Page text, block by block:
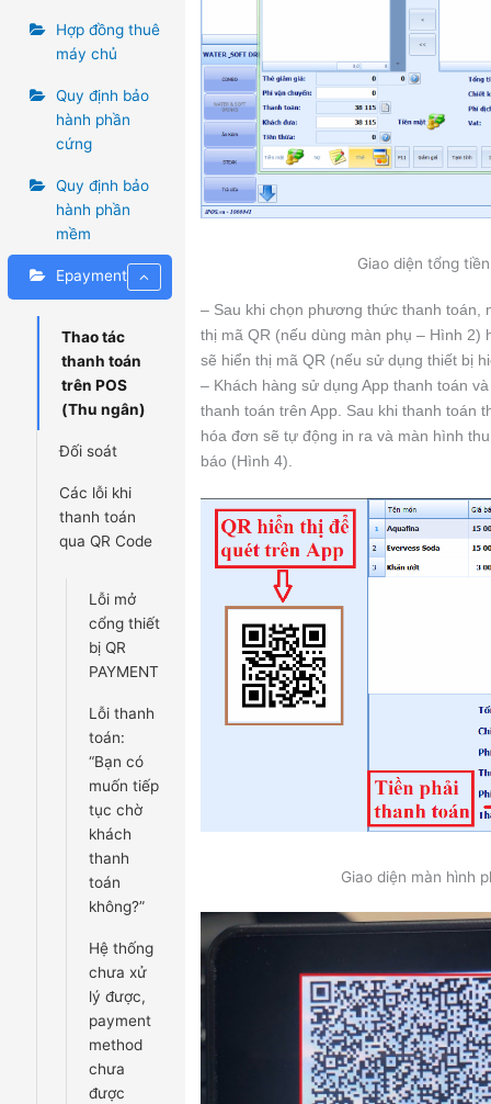
Hợp đồng thuê
máy chủ
Quy định bảo
hành phần
cứng
Quy định bảo
hành phần
mềm
Epayment
Thao tác
thanh toán
trên POS
(Thu ngân)
Đối soát
Các lỗi khi
thanh toán
qua QR Code
Lỗi mở
cổng thiết
bị QR
PAYMENT
Lỗi thanh
toán:
“Bạn có
muốn tiếp
tục chờ
khách
thanh
toán
không?”
Hệ thống
chưa xử
lý được,
payment
method
chưa
được
Giao diện tổng tiền
– Sau khi chọn phương thức thanh toán,
thị mã QR (nếu dùng màn phụ – Hình 2)
sẽ hiển thị mã QR (nếu sử dụng thiết bị
– Khách hàng sử dụng App thanh toán
thanh toán trên App. Sau khi thanh toán
hóa đơn sẽ tự động in ra và màn hình
báo (Hình 4).
Giao diện màn hình